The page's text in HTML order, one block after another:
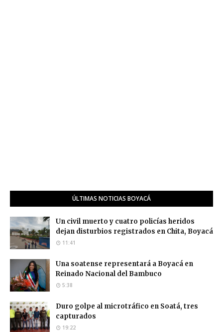
ÚLTIMAS NOTICIAS BOYACÁ
Un civil muerto y cuatro policías heridos
dejan disturbios registrados en Chita, Boyacá
11:41
Una soatense representará a Boyacá en
Reinado Nacional del Bambuco
5:38
Duro golpe al microtráfico en Soatá, tres
capturados
19:22